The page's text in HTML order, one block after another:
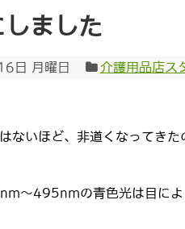
ました
日 月曜日 介護用品店ス
ないほど、非道くなってきた
～495nmの青色光は目によ